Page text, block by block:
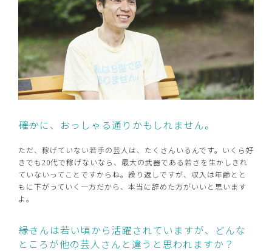
――確かに、おっしゃる通りかもしれません。
ただ、稼げていない若手の芸人は、たくさんいるんです。いくら好
きでも20代で稼げないなら、最大の武器である若さを生かしきれ
ていないってことですからね。繰り返しですが、収入は年齢とと
もに下がっていく一方だから、本当に辞めた方がいいと思います
よ。
――縁さんは若い頃から活躍されていますが、どんな
ところが他の芸人さんと違うと思われますか？